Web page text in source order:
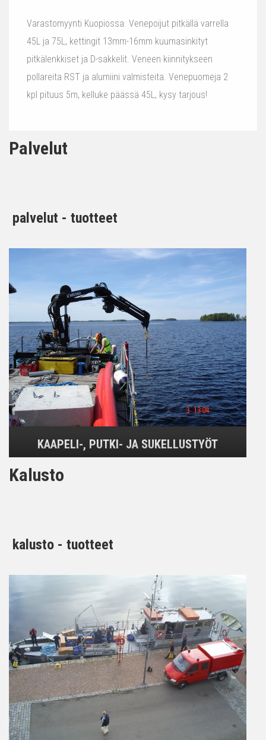
Varastomyynti Kuopiossa. Venepoijut pitkällä varrella
45L ja 75L, kettingit 13mm-16mm kuumasinkityt
pitkälenkkiset ja D-sakkelit. Veneen kiinnitykseen
pollareita RST ja alumiini valmisteita. Venepuomeja 2
kpl pituus 5m, kelluke päässä 45L, kysy tarjous!
Palvelut
palvelut - tuotteet
KAAPELI-, PUTKI- JA SUKELLUSTYÖT
Kalusto
kalusto - tuotteet